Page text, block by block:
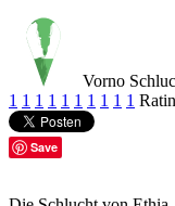
Vorno
1 1 1 1 1 1 1 1 1 1
Save